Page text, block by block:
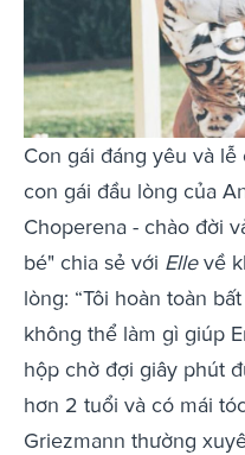
Con gái đáng yêu và
con gái đầu lòng của
Choperena - chào đời
bé" chia sẻ với Ellevề
lòng: “Tôi hoàn toàn
không thể làm gì giúp
hộp chờ đợi giây phút
hơn 2 tuổi và có mái
Griezmann thường